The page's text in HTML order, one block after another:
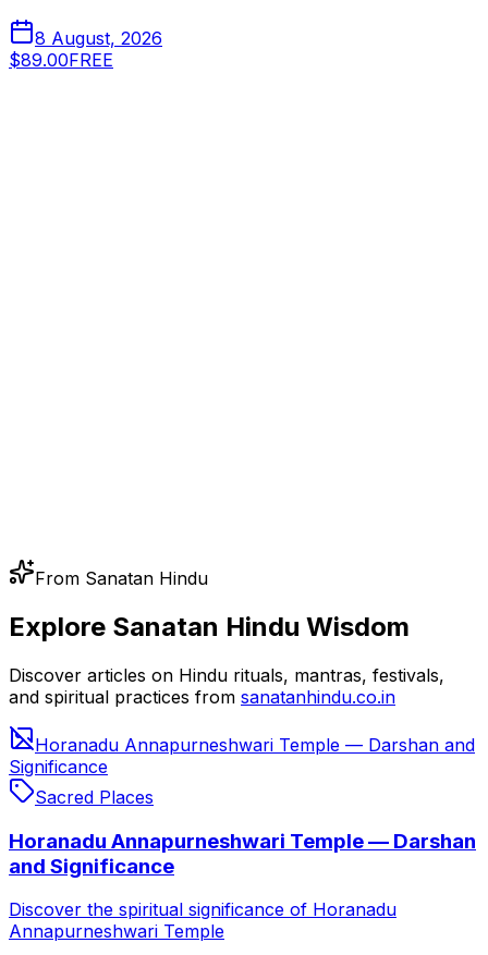
8 August, 2026
$89.00FREE
From Sanatan Hindu
Explore Sanatan Hindu Wisdom
Discover articles on Hindu rituals, mantras, festivals,
and spiritual practices from sanatanhindu.co.in
Horanadu Annapurneshwari Temple — Darshan and
Significance
Sacred Places
Horanadu Annapurneshwari Temple — Darshan
and Significance
Discover the spiritual significance of Horanadu
Annapurneshwari Temple